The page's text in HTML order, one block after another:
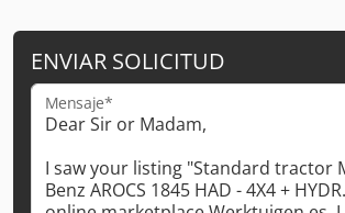
ENVIAR SOLICITUD
Mensaje*